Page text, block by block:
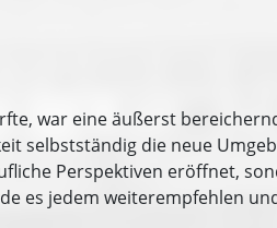
war eine äußerst
selbstständig die neue
Perspektiven eröffnet,
es jedem weiterempfehlen